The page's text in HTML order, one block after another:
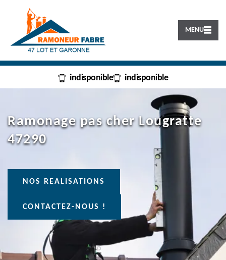
MENU
indisponible indisponible
Ramonage pas cher Lougratte
47290
NOS REALISATIONS
CONTACTEZ-NOUS !